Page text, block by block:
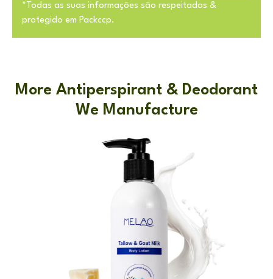
*Todas as suas informações são respeitadas &
protegido em Packccp.
More Antiperspirant & Deodorant
We Manufacture